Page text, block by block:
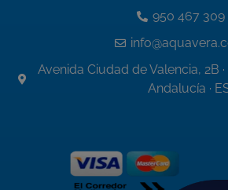
950 467 309
Avenida Ciudad de Valencia, 2B ·
Andalucía ·